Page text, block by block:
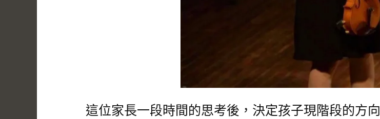
這位家長一段時間的思考後，決定孩子現階段的方